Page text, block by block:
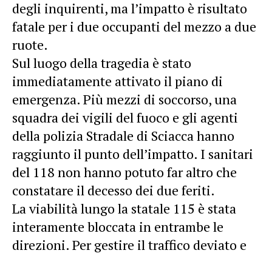
degli inquirenti, ma l’impatto è risultato
fatale per i due occupanti del mezzo a due
ruote.
Sul luogo della tragedia è stato
immediatamente attivato il piano di
emergenza. Più mezzi di soccorso, una
squadra dei vigili del fuoco e gli agenti
della polizia Stradale di Sciacca hanno
raggiunto il punto dell’impatto. I sanitari
del 118 non hanno potuto far altro che
constatare il decesso dei due feriti.
La viabilità lungo la statale 115 è stata
interamente bloccata in entrambe le
direzioni. Per gestire il traffico deviato e